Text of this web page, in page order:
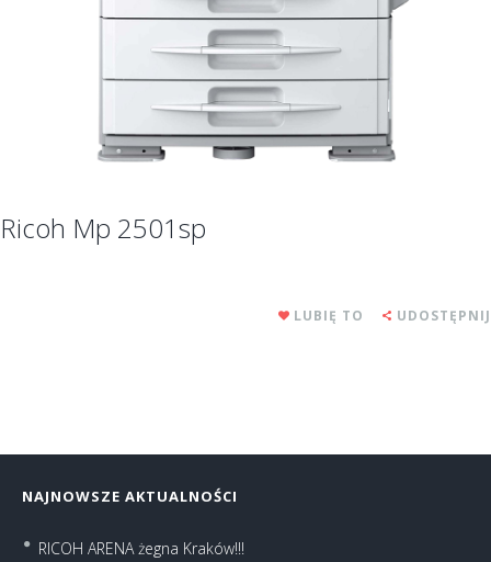
Ricoh Mp 2501sp
LUBIĘ TO UDOSTĘPNIJ
NAJNOWSZE AKTUALNOŚCI
RICOH ARENA żegna Kraków!!!